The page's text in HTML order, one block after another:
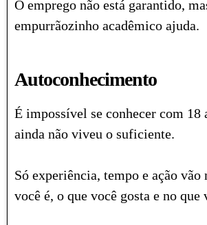
O emprego não está garantido,
empurrãozinho acadêmico ajuda.
Autoconhecimento
É impossível se conhecer com 18
ainda não viveu o suficiente.
Só experiência, tempo e ação vão
você é, o que você gosta e no que